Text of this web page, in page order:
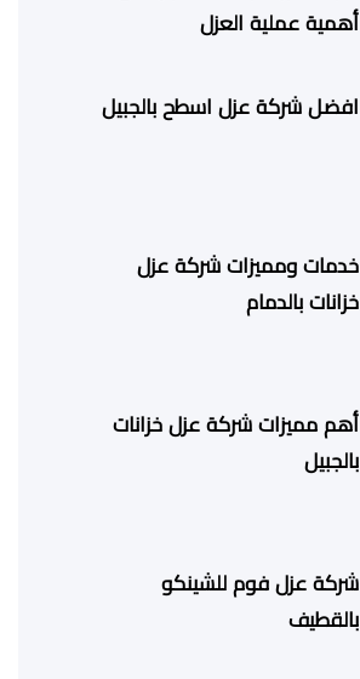
أهمية عملية العزل
افضل شركة عزل اسطح بالجبيل
خدمات ومميزات شركة عزل
خزانات بالدمام
أهم مميزات شركة عزل خزانات
بالجبيل
شركة عزل فوم للشينكو
بالقطيف